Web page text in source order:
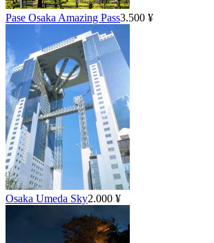
Pase Osaka Amazing Pass3.500 ¥
Osaka Umeda Sky2.000 ¥